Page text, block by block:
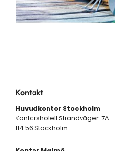
Kontakt
Huvudkontor Stockholm
Kontorshotell Strandvägen 7A
114 56 Stockholm